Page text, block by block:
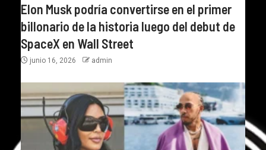
Elon Musk podría convertirse en el primer
billonario de la historia luego del debut de
SpaceX en Wall Street
junio 16, 2026 admin